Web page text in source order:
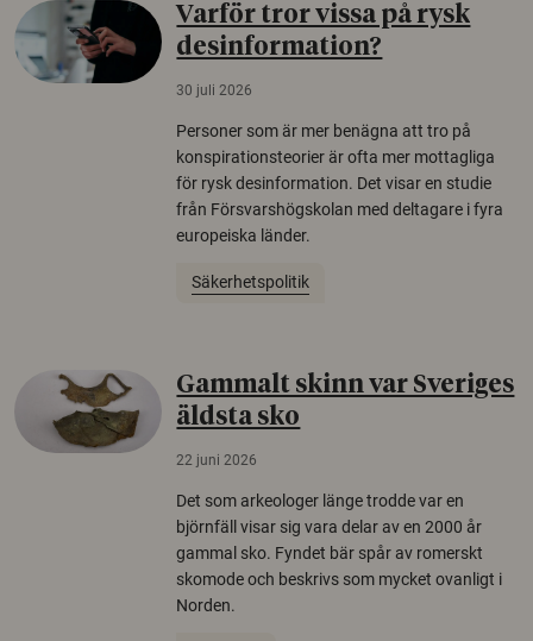
Varför tror vissa på rysk
desinformation?
30 juli 2026
Personer som är mer benägna att tro på
konspirationsteorier är ofta mer mottagliga
för rysk desinformation. Det visar en studie
från Försvarshögskolan med deltagare i fyra
europeiska länder.
Säkerhetspolitik
Gammalt skinn var Sveriges
äldsta sko
22 juni 2026
Det som arkeologer länge trodde var en
björnfäll visar sig vara delar av en 2000 år
gammal sko. Fyndet bär spår av romerskt
skomode och beskrivs som mycket ovanligt i
Norden.